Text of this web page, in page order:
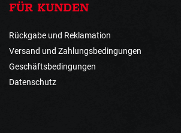
FÜR KUNDEN
Rückgabe und Reklamation
Versand und Zahlungsbedingungen
Geschäftsbedingungen
Datenschutz